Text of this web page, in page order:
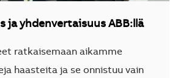
ja yhdenvertaisuus ABB:llä
ratkaisemaan aikamme
haasteita ja se onnistuu vain